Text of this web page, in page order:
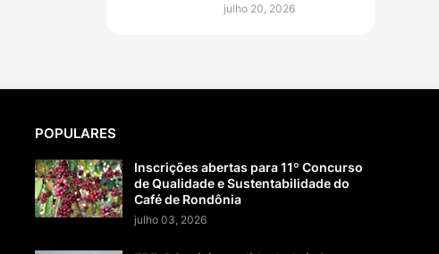
julho 20, 2026
POPULARES
Inscrições abertas para 11º Concurso
de Qualidade e Sustentabilidade do
Café de Rondônia
julho 03, 2026